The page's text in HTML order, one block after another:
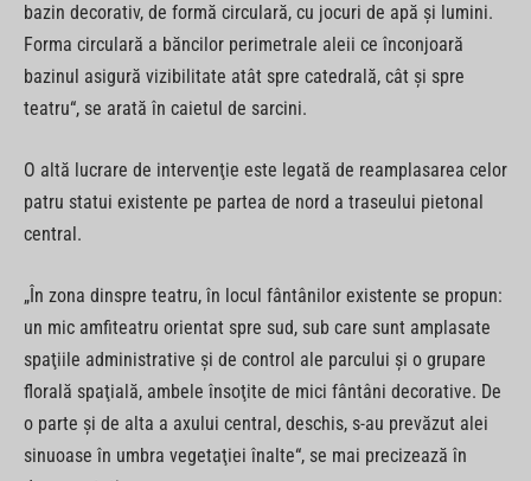
bazin decorativ, de formă circulară, cu jocuri de apă şi lumini.
Forma circulară a băncilor perimetrale aleii ce înconjoară
bazinul asigură vizibilitate atât spre catedrală, cât şi spre
teatru“, se arată în caietul de sarcini.
O altă lucrare de intervenţie este legată de reamplasarea celor
patru statui existente pe partea de nord a traseului pietonal
central.
„În zona dinspre teatru, în locul fântânilor existente se propun:
un mic amfiteatru orientat spre sud, sub care sunt amplasate
spaţiile administrative şi de control ale parcului şi o grupare
florală spaţială, ambele însoţite de mici fântâni decorative. De
o parte şi de alta a axului central, deschis, s-au prevăzut alei
sinuoase în umbra vegetaţiei înalte“, se mai precizează în